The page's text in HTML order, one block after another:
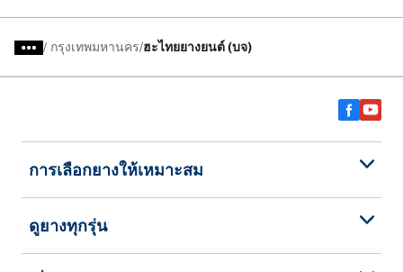
/ กรุงเทพมหานคร ฮะไทยยางยนต์ (บจ)
การเลือกยางให้เหมาะสม
ดูยางทุกรุ่น